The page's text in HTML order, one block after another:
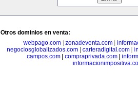
Otros dominios en venta:
webpago.com
zonadeventa.com
negociosglobalizados.com
carteradigital.com
campos.com
compraprivada.com